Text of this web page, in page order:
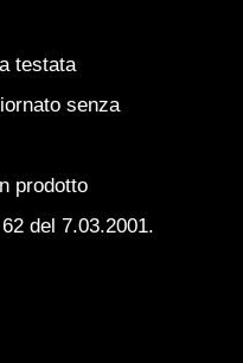
testata
senza
prodotto
del 7.03.2001.